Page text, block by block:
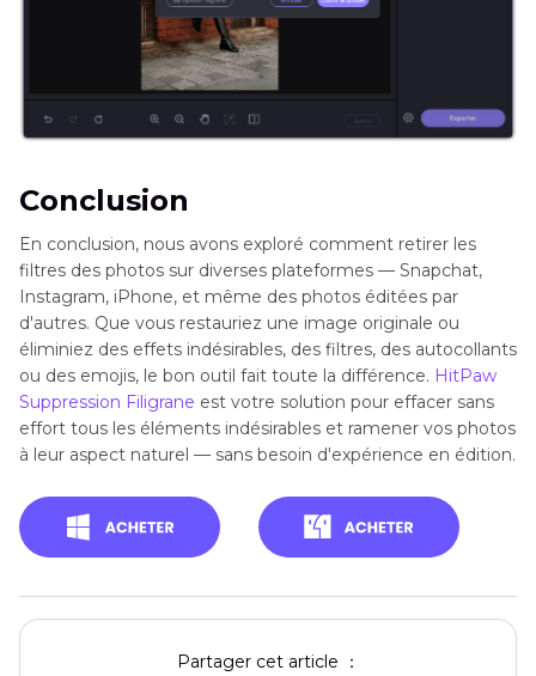
Conclusion
En conclusion, nous avons exploré comment retirer les
filtres des photos sur diverses plateformes — Snapchat,
Instagram, iPhone, et même des photos éditées par
d'autres. Que vous restauriez une image originale ou
éliminiez des effets indésirables, des filtres, des autocollants
ou des emojis, le bon outil fait toute la différence. HitPaw
Suppression Filigrane est votre solution pour effacer sans
effort tous les éléments indésirables et ramener vos photos
à leur aspect naturel — sans besoin d'expérience en édition.
Partager cet article ：